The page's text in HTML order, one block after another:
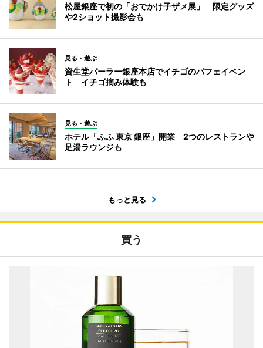
松屋銀座で初の「おでかけ子ザメ展」 限定グッズ
や2ショット撮影会も
見る・遊ぶ
資生堂パーラー銀座本店でイチゴのパフェイベン
ト イチゴ摘み体験も
見る・遊ぶ
ホテル「ふふ 東京 銀座」開業 2つのレストランや
足湯ラウンジも
もっと見る
買う